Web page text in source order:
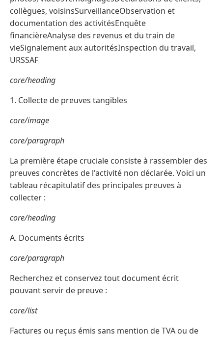
collègues, voisinsSurveillanceObservation et
documentation des activitésEnquête
financièreAnalyse des revenus et du train de
vieSignalement aux autoritésInspection du travail,
URSSAF
core/heading
1. Collecte de preuves tangibles
core/image
core/paragraph
La première étape cruciale consiste à rassembler des
preuves concrètes de l'activité non déclarée. Voici un
tableau récapitulatif des principales preuves à
collecter :
core/heading
A. Documents écrits
core/paragraph
Recherchez et conservez tout document écrit
pouvant servir de preuve :
core/list
Factures ou reçus émis sans mention de TVA ou de